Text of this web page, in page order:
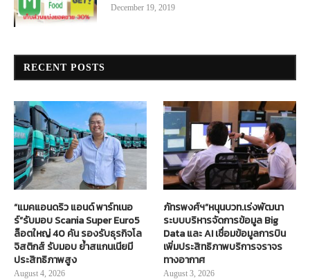
December 19, 2019
RECENT POSTS
“แมคแอนดริว แอนด์ พาร์ทเนอ
ร์”รับมอบ Scania Super Euro5
ล็อตใหญ่ 40 คัน รองรับธุรกิจโล
จิสติกส์ รับมอบ ย้ำสแกนเนียมี
ประสิทธิภาพสูง
August 4, 2026
ภัทรพงศ์ฯ”หนุนบวท.เร่งพัฒนา
ระบบบริหารจัดการข้อมูล Big
Data และ AI เชื่อมข้อมูลการบิน
เพิ่มประสิทธิภาพบริการจราจร
ทางอากาศ
August 3, 2026